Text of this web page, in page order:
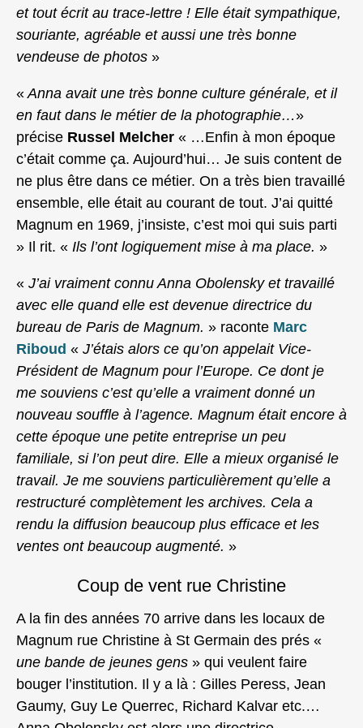
et tout écrit au trace-lettre ! Elle était sympathique,
souriante, agréable et aussi une très bonne
vendeuse de photos »
« Anna avait une très bonne culture générale, et il
en faut dans le métier de la photographie…»
précise Russel Melcher « …Enfin à mon époque
c’était comme ça. Aujourd’hui… Je suis content de
ne plus être dans ce métier. On a très bien travaillé
ensemble, elle était au courant de tout. J’ai quitté
Magnum en 1969, j’insiste, c’est moi qui suis parti
» Il rit. « Ils l’ont logiquement mise à ma place. »
« J’ai vraiment connu Anna Obolensky et travaillé
avec elle quand elle est devenue directrice du
bureau de Paris de Magnum. » raconte Marc
Riboud « J’étais alors ce qu’on appelait Vice-
Président de Magnum pour l’Europe. Ce dont je
me souviens c’est qu’elle a vraiment donné un
nouveau souffle à l’agence. Magnum était encore à
cette époque une petite entreprise un peu
familiale, si l’on peut dire. Elle a mieux organisé le
travail. Je me souviens particulièrement qu’elle a
restructuré complètement les archives. Cela a
rendu la diffusion beaucoup plus efficace et les
ventes ont beaucoup augmenté. »
Coup de vent rue Christine
A la fin des années 70 arrive dans les locaux de
Magnum rue Christine à St Germain des prés «
une bande de jeunes gens » qui veulent faire
bouger l’institution. Il y a là : Gilles Peress, Jean
Gaumy, Guy Le Querrec, Richard Kalvar etc.…